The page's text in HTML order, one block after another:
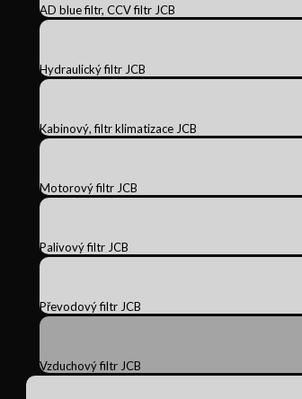
AD blue filtr, CCV filtr JCB
Hydraulický filtr JCB
Kabinový, filtr klimatizace JCB
Motorový filtr JCB
Palivový filtr JCB
Převodový filtr JCB
Vzduchový filtr JCB